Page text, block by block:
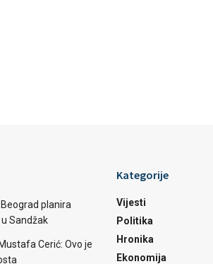
planira
Sandžak
Cerić: Ovo je
Kategorije
Vijesti
Politika
Hronika
Ekonomija